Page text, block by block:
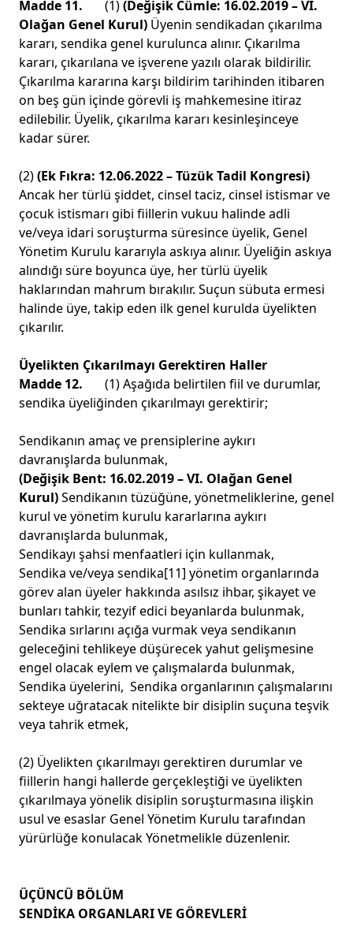
Madde 11. (1)(Değişik Cümle: 16.02.2019 – VI.
Olağan Genel Kurul) Üyenin sendikadan çıkarılma
kararı, sendika genel kurulunca alınır. Çıkarılma
kararı, çıkarılana ve işverene yazılı olarak bildirilir.
Çıkarılma kararına karşı bildirim tarihinden itibaren
on beş gün içinde görevli iş mahkemesine itiraz
edilebilir. Üyelik, çıkarılma kararı kesinleşinceye
kadar sürer.
(2)(Ek Fıkra: 12.06.2022 – Tüzük Tadil Kongresi)
Ancak her türlü şiddet, cinsel taciz, cinsel istismar ve
çocuk istismarı gibi fiillerin vukuu halinde adli
ve/veya idari soruşturma süresince üyelik, Genel
Yönetim Kurulu kararıyla askıya alınır. Üyeliğin askıya
alındığı süre boyunca üye, her türlü üyelik
haklarından mahrum bırakılır. Suçun sübuta ermesi
halinde üye, takip eden ilk genel kurulda üyelikten
çıkarılır.
Üyelikten Çıkarılmayı Gerektiren Haller
Madde 12. (1) Aşağıda belirtilen fiil ve durumlar,
sendika üyeliğinden çıkarılmayı gerektirir;
Sendikanın amaç ve prensiplerine aykırı
davranışlarda bulunmak,
(Değişik Bent: 16.02.2019 – VI. Olağan Genel
Kurul)Sendikanın tüzüğüne, yönetmeliklerine, genel
kurul ve yönetim kurulu kararlarına aykırı
davranışlarda bulunmak,
Sendikayı şahsi menfaatleri için kullanmak,
Sendika ve/veya sendika[11] yönetim organlarında
görev alan üyeler hakkında asılsız ihbar, şikayet ve
bunları tahkir, tezyif edici beyanlarda bulunmak,
Sendika sırlarını açığa vurmak veya sendikanın
geleceğini tehlikeye düşürecek yahut gelişmesine
engel olacak eylem ve çalışmalarda bulunmak,
Sendika üyelerini, Sendika organlarının çalışmalarını
sekteye uğratacak nitelikte bir disiplin suçuna teşvik
veya tahrik etmek,
(2) Üyelikten çıkarılmayı gerektiren durumlar ve
fiillerin hangi hallerde gerçekleştiği ve üyelikten
çıkarılmaya yönelik disiplin soruşturmasına ilişkin
usul ve esaslar Genel Yönetim Kurulu tarafından
yürürlüğe konulacak Yönetmelikle düzenlenir.
ÜÇÜNCÜ BÖLÜM
SENDİKA ORGANLARI VE GÖREVLERİ